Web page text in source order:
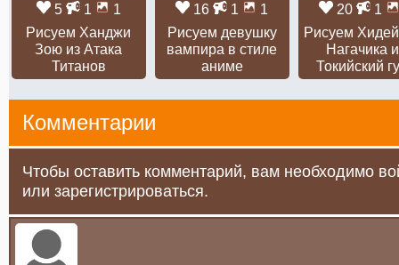
5 1
1
Рисуем Ханджи
Зою из Атака
Титанов
16 1
1
Рисуем девушку
вампира в стиле
аниме
20
1
Рисуем
Нагачика
Токийский
Комментарии
Чтобы оставить комментарий, вам необходимо
или зарегистрироваться.